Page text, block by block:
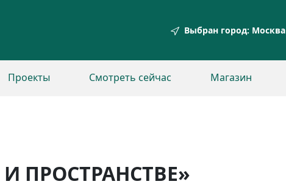
Выбран город: Москва
Проекты Смотреть сейчас Магазин
ПРОСТРАНСТВЕ»